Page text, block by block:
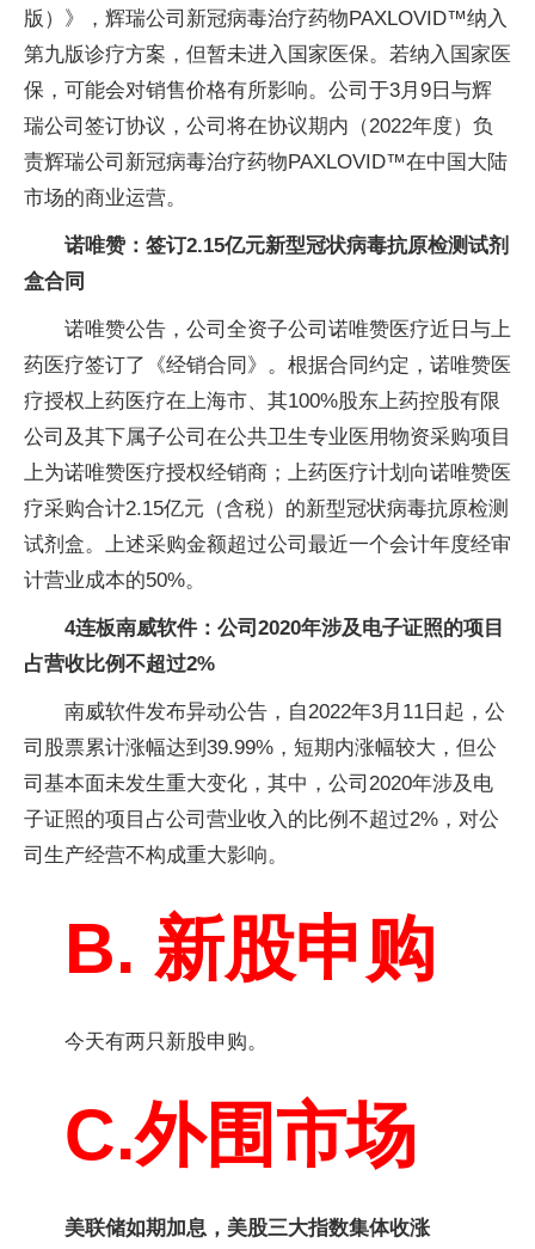
版）》，辉瑞公司新冠病毒治疗药物PAXLOVID™纳入
第九版诊疗方案，但暂未进入国家医保。若纳入国家医
保，可能会对销售价格有所影响。公司于3月9日与辉
瑞公司签订协议，公司将在协议期内（2022年度）负
责辉瑞公司新冠病毒治疗药物PAXLOVID™在中国大陆
市场的商业运营。
诺唯赞：签订2.15亿元新型冠状病毒抗原检测试剂
盒合同
诺唯赞公告，公司全资子公司诺唯赞医疗近日与上
药医疗签订了《经销合同》。根据合同约定，诺唯赞医
疗授权上药医疗在上海市、其100%股东上药控股有限
公司及其下属子公司在公共卫生专业医用物资采购项目
上为诺唯赞医疗授权经销商；上药医疗计划向诺唯赞医
疗采购合计2.15亿元（含税）的新型冠状病毒抗原检测
试剂盒。上述采购金额超过公司最近一个会计年度经审
计营业成本的50%。
4连板南威软件：公司2020年涉及电子证照的项目
占营收比例不超过2%
南威软件发布异动公告，自2022年3月11日起，公
司股票累计涨幅达到39.99%，短期内涨幅较大，但公
司基本面未发生重大变化，其中，公司2020年涉及电
子证照的项目占公司营业收入的比例不超过2%，对公
司生产经营不构成重大影响。
B. 新股申购
今天有两只新股申购。
C.外围市场
美联储如期加息，美股三大指数集体收涨